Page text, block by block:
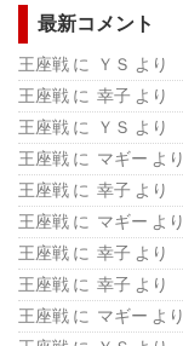
最新コメント
王座戦 に ＹＳ より
王座戦 に 幸子 より
王座戦 に ＹＳ より
王座戦 に マギー より
王座戦 に 幸子 より
王座戦 に マギー より
王座戦 に 幸子 より
王座戦 に 幸子 より
王座戦 に マギー より